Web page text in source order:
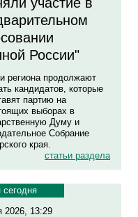
России"
региона продолжают
кандидатов, которые
партию на
выборах в
Думу и
Собрание
края.
статьи раздела
сегодня
2026, 13:29